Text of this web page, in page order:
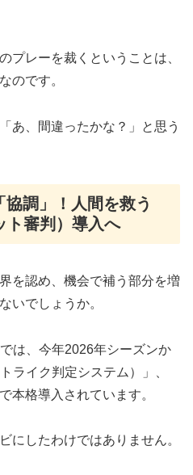
プレーを裁くということは、
のです。
あ、間違ったかな？」と思う
調」！人間を救う
ト審判）導入へ
を認め、機会で補う部分を増
いでしょうか。
は、今年2026年シーズンか
ライク判定システム）」、
本格導入されています。
にしたわけではありません。